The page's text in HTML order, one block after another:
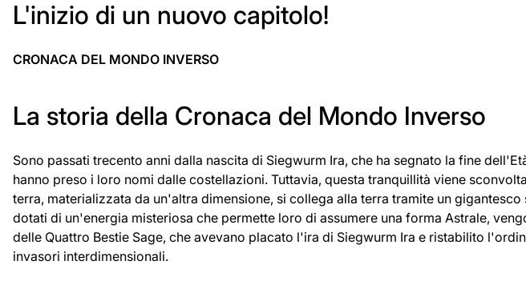
L'inizio di un nuovo capitolo!
CRONACA DEL MONDO INVERSO
La storia della Cronaca del Mondo Inverso
Sono passati trecento anni dalla nascita di Siegwurm Ira, che ha segnato la fine
hanno preso i loro nomi dalle costellazioni. Tuttavia, questa tranquillità viene
terra, materializzata da un'altra dimensione, si collega alla terra tramite un
dotati di un'energia misteriosa che permette loro di assumere una forma Astrale,
delle Quattro Bestie Sage, che avevano placato l'ira di Siegwurm Ira e ristabilito
invasori interdimensionali.